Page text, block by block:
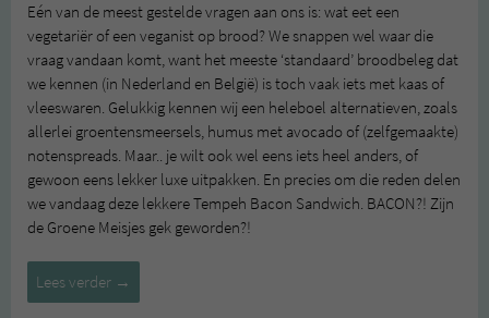
Eén van de meest gestelde vragen aan ons is: wat eet een
vegetariër of een veganist op brood? We snappen wel waar die
vraag vandaan komt, want het meeste ‘standaard’ broodbeleg dat
we kennen (in Nederland en België) is toch vaak iets met kaas of
vleeswaren. Gelukkig kennen wij een heleboel alternatieven, zoals
allerlei groentensmeersels, humus met avocado of (zelfgemaakte)
notenspreads. Maar.. je wilt ook wel eens iets heel anders, of
gewoon eens lekker luxe uitpakken. En precies om die reden delen
we vandaag deze lekkere Tempeh Bacon Sandwich. BACON?! Zijn
de Groene Meisjes gek geworden?!
Lees verder Tempeh
Bacon
→